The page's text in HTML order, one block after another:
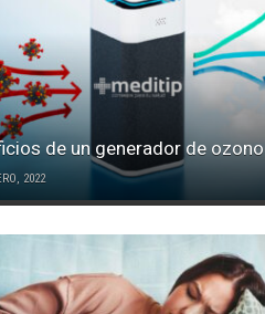
de un generador de ozono
2022